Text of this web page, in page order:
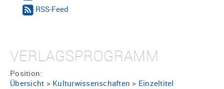
RSS-Feed
VERLAGSPROGRAMM
Position:
Übersicht > Kulturwissenschaften > Einzeltitel